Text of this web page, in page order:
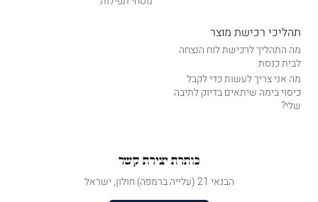
תהליכי רכישת מוצר
מה התהליך לרכישת לוח הנצחה
לבית כנסת
מה אני צריך לעשות כדי לקבל
כיסוי בימה שיתאים בדיוק לתיבה
שלי?
כותרת יצירת קשר
הבנאי 21 (עלייה ברמפה) חולון, ישראל